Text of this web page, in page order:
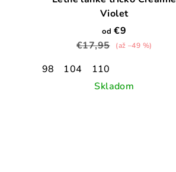
Violet
od €9
€17,95
(až –49 %)
98 104
110
Skladom